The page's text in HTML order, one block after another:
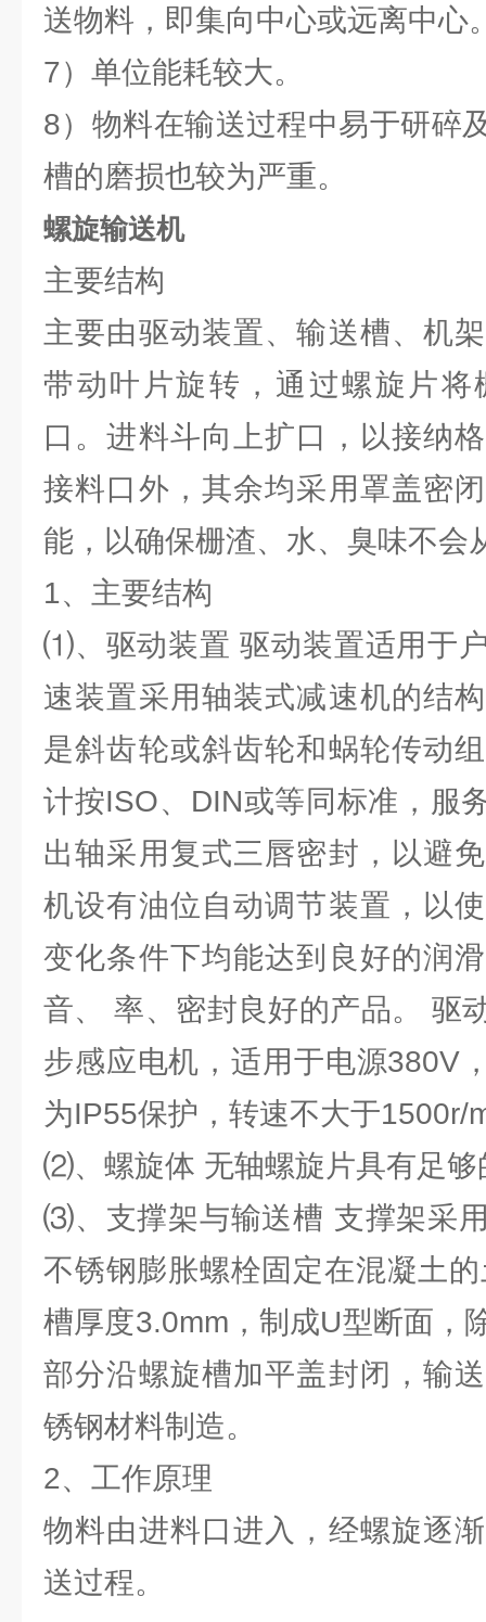
送物料，即集向中心或远离中心
7）单位能耗较大。
8）物料在输送过程中易于研碎
槽的磨损也较为严重。
螺旋输送机
主要结构
主要由驱动装置、输送槽、机
带动叶片旋转，通过螺旋片将
口。进料斗向上扩口，以接纳
接料口外，其余均采用罩盖密
能，以确保栅渣、水、臭味不会
1、主要结构
⑴、驱动装置 驱动装置适用于
速装置采用轴装式减速机的结
是斜齿轮或斜齿轮和蜗轮传动
计按ISO、DIN或等同标准，服
出轴采用复式三唇密封，以避
机设有油位自动调节装置，以
变化条件下均能达到良好的润
音、 率、密封良好的产品。 驱
步感应电机，适用于电源380V
为IP55保护，转速不大于1500r/
⑵、螺旋体 无轴螺旋片具有足够
⑶、支撑架与输送槽 支撑架采
不锈钢膨胀螺栓固定在混凝土
槽厚度3.0mm，制成U型断面，
部分沿螺旋槽加平盖封闭，输
锈钢材料制造。
2、工作原理
物料由进料口进入，经螺旋逐
送过程。